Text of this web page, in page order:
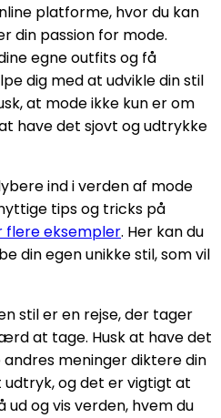
platforme, hvor du kan
din passion for mode.
egne outfits og få
dig med at udvikle din stil
at mode ikke kun er om
have det sjovt og udtrykke
ind i verden af mode
tips og tricks på
eksempler. Her kan du
din egen unikke stil, som vil
stil er en rejse, der tager
at tage. Husk at have det
meninger diktere din
og det er vigtigt at
og vis verden, hvem du